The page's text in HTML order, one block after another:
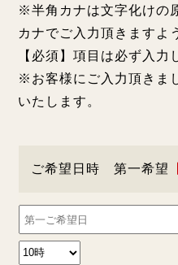
※半角カナは文字化けの
カナでご入力頂きますよ
【必須】項目は必ず入力
※お客様にご入力頂きま
いたします。
ご希望日時 第一希望